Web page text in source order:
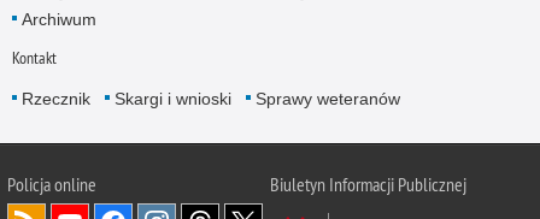
Archiwum
Kontakt
Rzecznik Skargi i wnioski Sprawy weteranów
Policjaonline
Biuletyn Informacji Publicznej